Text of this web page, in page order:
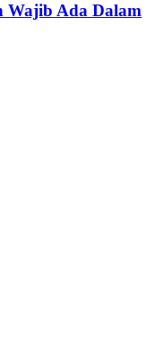
Wajib Ada Dalam